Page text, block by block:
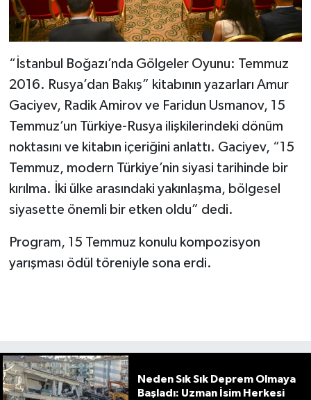
“İstanbul Boğazı’nda Gölgeler Oyunu: Temmuz
2016. Rusya’dan Bakış” kitabının yazarları Amur
Gaciyev, Radik Amirov ve Faridun Usmanov, 15
Temmuz’un Türkiye-Rusya ilişkilerindeki dönüm
noktasını ve kitabın içeriğini anlattı. Gaciyev, “15
Temmuz, modern Türkiye’nin siyasi tarihinde bir
kırılma. İki ülke arasındaki yakınlaşma, bölgesel
siyasette önemli bir etken oldu” dedi.
Program, 15 Temmuz konulu kompozisyon
yarışması ödül töreniyle sona erdi.
Neden Sık Sık Deprem Olmaya
Başladı: Uzman İsim Herkesi